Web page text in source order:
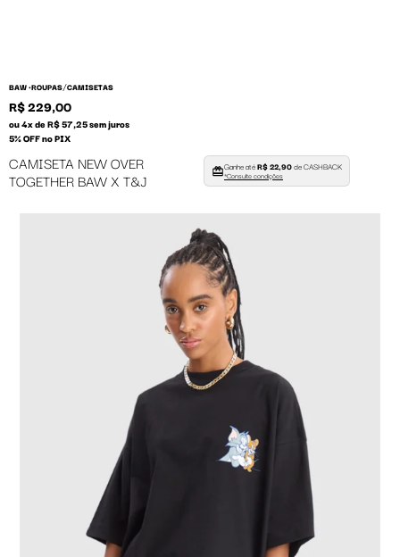
BAW •ROUPAS/CAMISETAS
R$ 229,00
ou 4x de R$ 57,25 sem juros
5% OFF no PIX
CAMISETA NEW OVER
TOGETHER BAW X T&J
Ganhe atéR$ 22,90de CASHBACK
*Consulte condições